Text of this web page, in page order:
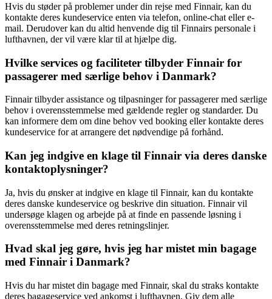
Hvis du støder på problemer under din rejse med Finnair, kan du
kontakte deres kundeservice enten via telefon, online-chat eller e-
mail. Derudover kan du altid henvende dig til Finnairs personale i
lufthavnen, der vil være klar til at hjælpe dig.
Hvilke services og faciliteter tilbyder Finnair for
passagerer med særlige behov i Danmark?
Finnair tilbyder assistance og tilpasninger for passagerer med særlige
behov i overensstemmelse med gældende regler og standarder. Du
kan informere dem om dine behov ved booking eller kontakte deres
kundeservice for at arrangere det nødvendige på forhånd.
Kan jeg indgive en klage til Finnair via deres danske
kontaktoplysninger?
Ja, hvis du ønsker at indgive en klage til Finnair, kan du kontakte
deres danske kundeservice og beskrive din situation. Finnair vil
undersøge klagen og arbejde på at finde en passende løsning i
overensstemmelse med deres retningslinjer.
Hvad skal jeg gøre, hvis jeg har mistet min bagage
med Finnair i Danmark?
Hvis du har mistet din bagage med Finnair, skal du straks kontakte
deres bagageservice ved ankomst i lufthavnen. Giv dem alle